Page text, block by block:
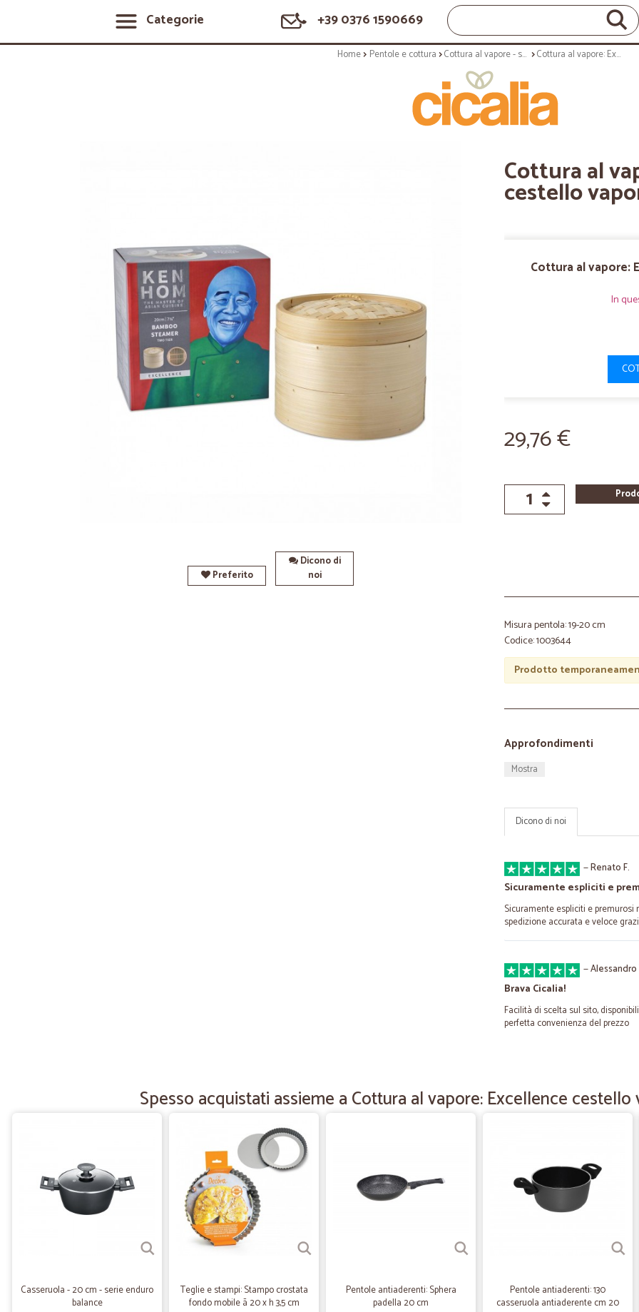
Categorie +39 0376 1590669
Home Pentole e cottura Cottura al vapore - sushi Cottura al vapore: Excellence cestello vapore in bamboo 20cm
Preferito
Dicono di
noi
Cottura al
cestello
Cottura al vapore:
In
29,76 €
Misura pentola: 19-20 cm
Codice: 1003644
Prodotto
Approfondimenti
Mostra
Dicono di noi
—Renato F.
Sicuramente espliciti e
Sicuramente espliciti e
spedizione accurata e veloce
—Alessandro
Brava Cicalia!
Facilità di scelta sul sito,
perfetta convenienza del prezzo
Serietà Professionae
Il prezzo, la modalità di acquisto
Great delivery service with
Great delivery service with
Veronica G.
Ordinato giovedì verso
anche degli omaggi. Tutto perfetto
Spesso acquistati assieme a Cottura al vapore: Excellence
Casseruola - 20 cm - serie enduro
balance
Teglie e stampi: Stampo crostata
fondo mobile ã 20 x h 3,5 cm
Pentole antiaderenti: Sphera
padella 20 cm
Pentole antiaderenti: 130
casseruola antiaderente cm 20